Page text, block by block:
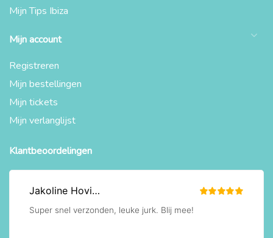
Mijn Tips Ibiza
Mijn account
Registreren
Mijn bestellingen
Mijn tickets
Mijn verlanglijst
Klantbeoordelingen